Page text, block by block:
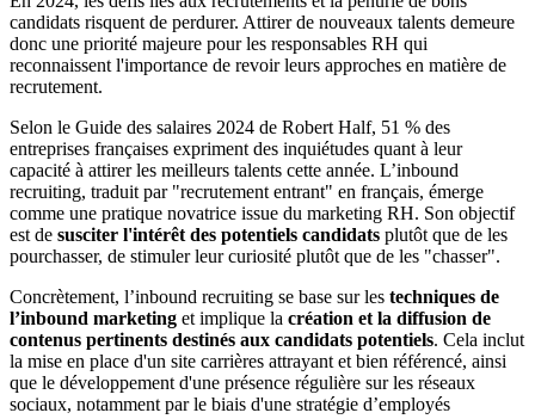
candidats risquent de perdurer. Attirer de nouveaux talents demeure
donc une priorité majeure pour les responsables RH qui
reconnaissent l'importance de revoir leurs approches en matière de
recrutement.
Selon le Guide des salaires 2024 de Robert Half, 51 % des
entreprises françaises expriment des inquiétudes quant à leur
capacité à attirer les meilleurs talents cette année. L’inbound
recruiting, traduit par "recrutement entrant" en français, émerge
comme une pratique novatrice issue du marketing RH. Son objectif
est de susciter l'intérêt des potentiels candidats plutôt que de les
pourchasser, de stimuler leur curiosité plutôt que de les "chasser".
Concrètement, l’inbound recruiting se base sur les techniques de
l’inbound marketing et implique la création et la diffusion de
contenus pertinents destinés aux candidats potentiels. Cela inclut
la mise en place d'un site carrières attrayant et bien référencé, ainsi
que le développement d'une présence régulière sur les réseaux
sociaux, notamment par le biais d'une stratégie d’employés